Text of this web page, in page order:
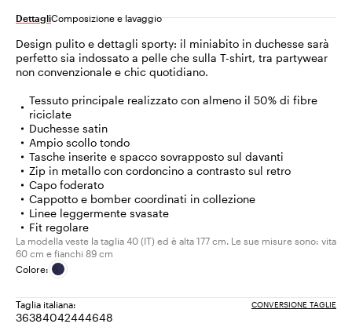
159,00
79,00
DettagliComposizione e lavaggio
Design pulito e dettagli sporty: il miniabito in duchesse sarà
perfetto sia indossato a pelle che sulla T-shirt, tra partywear
non convenzionale e chic quotidiano.
Tessuto principale realizzato con almeno il 50% di fibre
riciclate
Duchesse satin
Ampio scollo tondo
Tasche inserite e spacco sovrapposto sul davanti
Zip in metallo con cordoncino a contrasto sul retro
Capo foderato
Cappotto e bomber coordinati in collezione
Linee leggermente svasate
Fit regolare
La modella veste la taglia 40 (IT) ed è alta 177 cm. Le sue misure sono: vita
60 cm e fianchi 89 cm
Colore:
Taglia italiana: CONVERSIONE TAGLIE
36Taglia:
38Taglia:
40Taglia:
42Taglia:
44Taglia:
46Taglia:
48Taglia: